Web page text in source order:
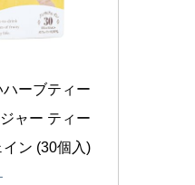
ーブティー
ャー ティー
ン (30個入)